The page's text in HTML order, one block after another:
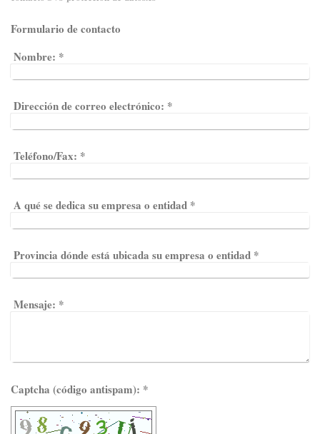
Formulario de contacto
Nombre: *
Dirección de correo electrónico: *
Teléfono/Fax: *
A qué se dedica su empresa o entidad *
Provincia dónde está ubicada su empresa o entidad *
Mensaje: *
Captcha (código antispam): *